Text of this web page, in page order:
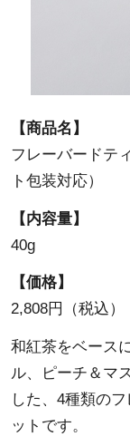
【商品名】
フレーバードテ
ト包装対応）
【内容量】
40g
【価格】
2,808円（税込）
和紅茶をベース
ル、ピーチ＆マ
した、4種類の
ットです。